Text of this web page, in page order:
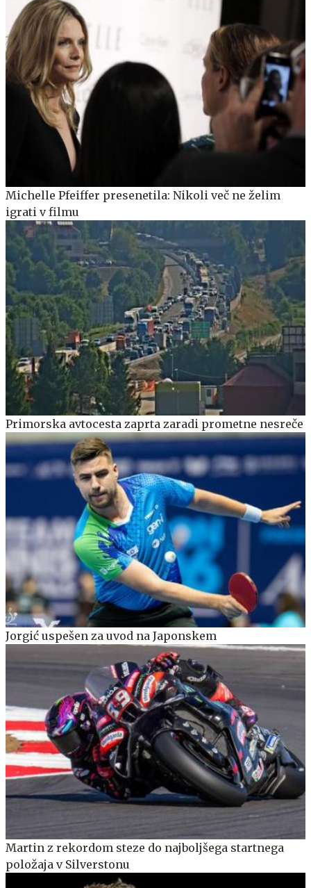
Michelle Pfeiffer presenetila: Nikoli več ne želim
igrati v filmu
Primorska avtocesta zaprta zaradi prometne nesreče
Jorgić uspešen za uvod na Japonskem
Martin z rekordom steze do najboljšega startnega
položaja v Silverstonu